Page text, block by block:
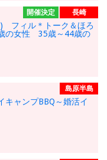
開催決定 長崎
フィル＊トーク＆ほろ
の女性 35歳～44歳の
島原半島
ャンプBBQ～婚活イ